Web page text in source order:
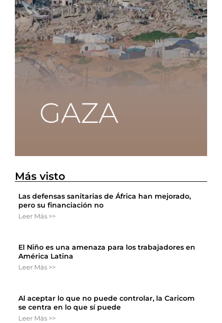
Más visto
Las defensas sanitarias de África han mejorado,
pero su financiación no
Leer Más >>
El Niño es una amenaza para los trabajadores en
América Latina
Leer Más >>
Al aceptar lo que no puede controlar, la Caricom
se centra en lo que sí puede
Leer Más >>